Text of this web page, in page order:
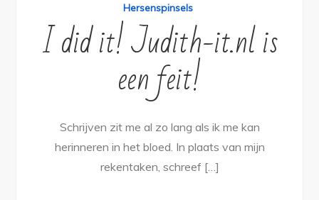
Hersenspinsels
I did it! Judith-it.nl is
een feit!
Schrijven zit me al zo lang als ik me kan
herinneren in het bloed. In plaats van mijn
rekentaken, schreef […]